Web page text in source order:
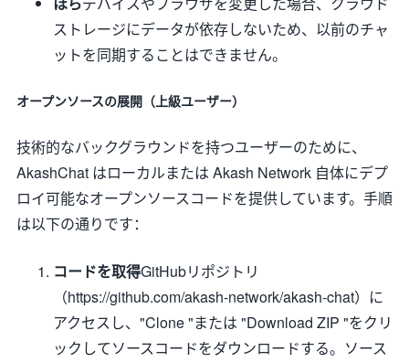
ストレージにデータが依存しないため、以前のチャ
ットを同期することはできません。
オープンソースの展開（上級ユーザー）
技術的なバックグラウンドを持つユーザーのために、
AkashChat はローカルまたは Akash Network 自体にデプ
ロイ可能なオープンソースコードを提供しています。手順
は以下の通りです：
コードを取得GitHubリポジトリ
（https://github.com/akash-network/akash-chat）に
アクセスし、"Clone "または "Download ZIP "をクリ
ックしてソースコードをダウンロードする。ソース